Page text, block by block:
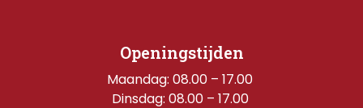
Openingstijden
Maandag: 08.00 – 17.00
Dinsdag: 08.00 – 17.00